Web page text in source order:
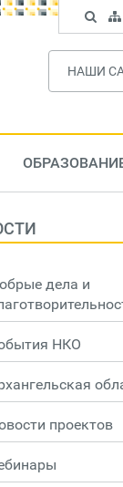
НАШИ
дела и
НКО
проектов
по